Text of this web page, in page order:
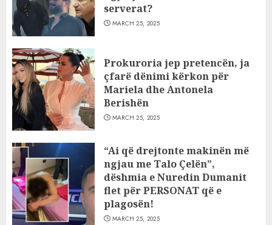
serverat?
MARCH 25, 2025
Prokuroria jep pretencën, ja
çfarë dënimi kërkon për
Mariela dhe Antonela
Berishën
MARCH 25, 2025
“Ai që drejtonte makinën më
ngjau me Talo Çelën”,
dëshmia e Nuredin Dumanit
flet për PERSONAT që e
plagosën!
MARCH 25, 2025